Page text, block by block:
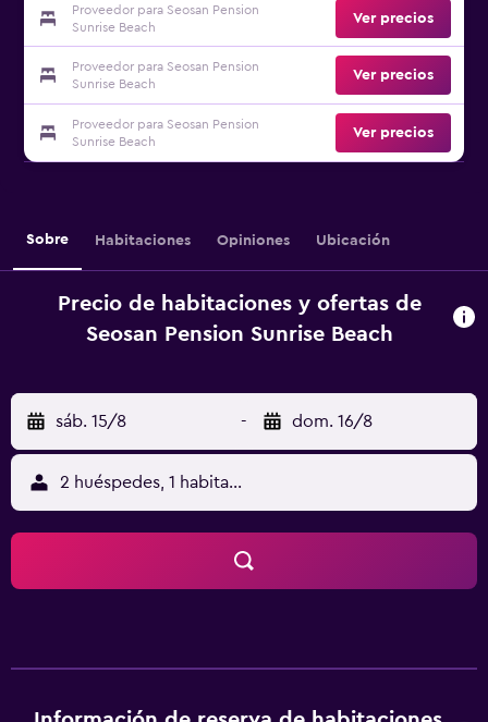
Proveedor para Seosan Pension
Sunrise Beach
Ver precios
Proveedor para Seosan Pension
Sunrise Beach
Ver precios
Proveedor para Seosan Pension
Sunrise Beach
Ver precios
Sobre Habitaciones Opiniones Ubicación
Precio de habitaciones y ofertas de
Seosan Pension Sunrise Beach
sáb. 15/8 - dom. 16/8
2 huéspedes, 1 habitación